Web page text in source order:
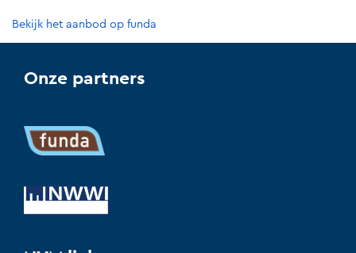
Bekijk het aanbod op funda
Onze partners